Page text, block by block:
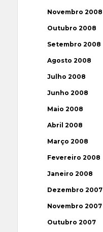
Novembro 2008
Outubro 2008
Setembro 2008
Agosto 2008
Julho 2008
Junho 2008
Maio 2008
Abril 2008
Março 2008
Fevereiro 2008
Janeiro 2008
Dezembro 2007
Novembro 2007
Outubro 2007